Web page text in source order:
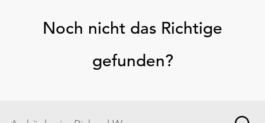
Noch nicht das Richtige
gefunden?